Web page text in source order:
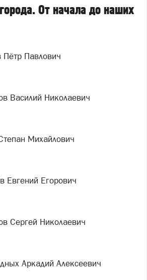
От начала до наших
Пётр Павлович
Василий Николаевич
Михайлович
Евгений Егорович
Сергей Николаевич
Аркадий Алексеевич